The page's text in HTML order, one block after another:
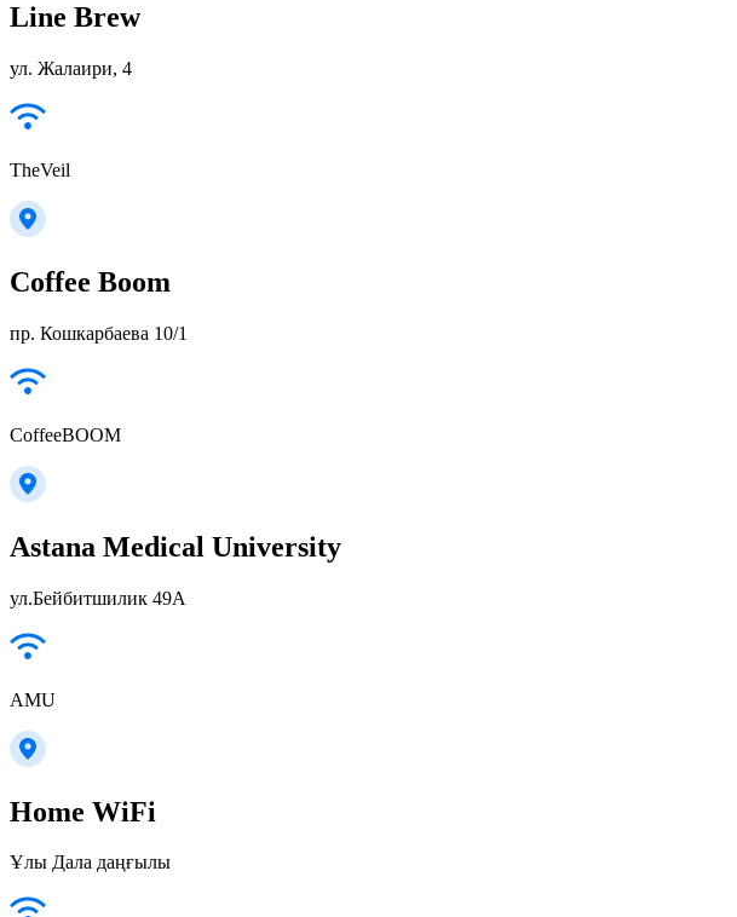
Line Brew
ул. Жалаири, 4
TheVeil
Coffee Boom
пр. Кошкарбаева 10/1
CoffeeBOOM
Astana Medical University
ул.Бейбитшилик 49А
AMU
Home WiFi
Ұлы Дала даңғылы